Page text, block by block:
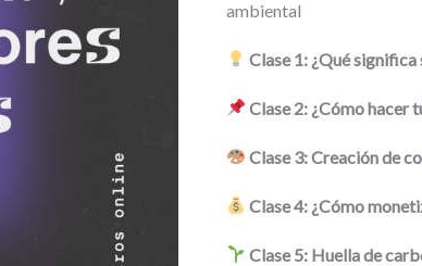
ambiental
Clase 1: ¿Qué
Clase 2: ¿Cómo hacer
Clase 3: Creación de
Clase 4: ¿Cómo
Clase 5: Huella de